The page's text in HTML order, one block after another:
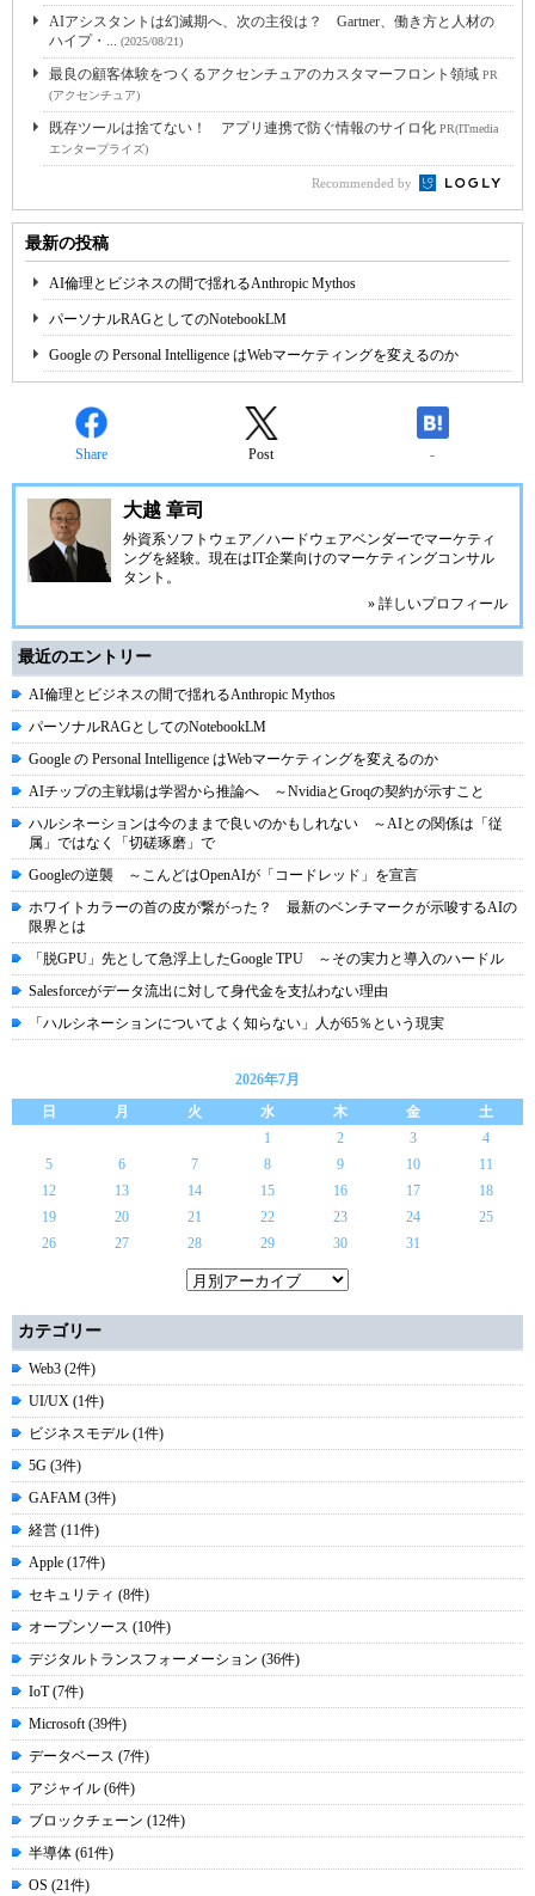
AIアシスタントは幻滅期へ、次の主役は？ Gartner、働き方と人材の
ハイプ・...
(2025/08/21)
最良の顧客体験をつくるアクセンチュアのカスタマーフロント領域 PR
(アクセンチュア)
既存ツールは捨てない！ アプリ連携で防ぐ情報のサイロ化 PR(ITmedia
エンタープライズ)
Recommended by
最新の投稿
AI倫理とビジネスの間で揺れるAnthropic Mythos
パーソナルRAGとしてのNotebookLM
Google の Personal Intelligence はWebマーケティングを変えるのか
Share Post -
大越 章司
外資系ソフトウェア／ハードウェアベンダーでマーケティ
ングを経験。現在はIT企業向けのマーケティングコンサル
タント。
» 詳しいプロフィール
最近のエントリー
AI倫理とビジネスの間で揺れるAnthropic Mythos
パーソナルRAGとしてのNotebookLM
Google の Personal Intelligence はWebマーケティングを変えるのか
AIチップの主戦場は学習から推論へ ～NvidiaとGroqの契約が示すこと
ハルシネーションは今のままで良いのかもしれない ～AIとの関係は「従
属」ではなく「切磋琢磨」で
Googleの逆襲 ～こんどはOpenAIが「コードレッド」を宣言
ホワイトカラーの首の皮が繋がった？ 最新のベンチマークが示唆するAIの
限界とは
「脱GPU」先として急浮上したGoogle TPU ～その実力と導入のハードル
Salesforceがデータ流出に対して身代金を支払わない理由
「ハルシネーションについてよく知らない」人が65％という現実
2026年7月
日
月 火 水 木 金
土
1
2 3
4
5
6 7 8 9 10
11
12
13 14 15 16 17
18
19
20 21 22 23 24
25
26
27 28 29 30 31
カテゴリー
Web3 (2件)
UI/UX (1件)
ビジネスモデル (1件)
5G (3件)
GAFAM (3件)
経営 (11件)
Apple (17件)
セキュリティ (8件)
オープンソース (10件)
デジタルトランスフォーメーション (36件)
IoT (7件)
Microsoft (39件)
データベース (7件)
アジャイル (6件)
ブロックチェーン (12件)
半導体 (61件)
OS (21件)